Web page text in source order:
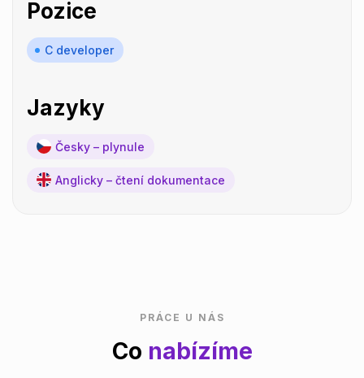
Pozice
C developer
Jazyky
Česky – plynule
Anglicky – čtení dokumentace
PRÁCE U NÁS
Co nabízíme